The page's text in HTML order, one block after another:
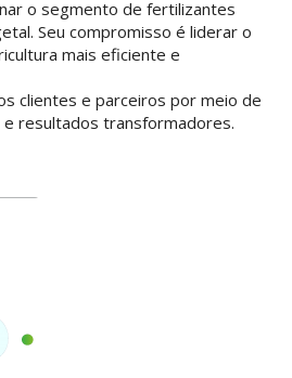
o segmento de fertilizantes
Seu compromisso é liderar o
mais eficiente e
clientes e parceiros por meio de
e resultados transformadores.